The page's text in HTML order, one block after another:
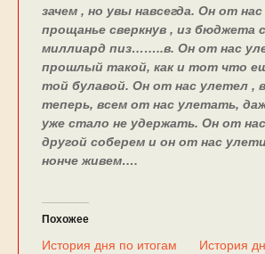
зачем , но увы навсегда. Он от
прощанье сверкнув , из бюджета
миллиард пиз……..в. Он от нас
прошлый такой, как и тот что
той булавой. Он от нас улетел ,
теперь, всем от нас улетать,
уже стало не удержать. Он от
другой соберем и он от нас
нонче живем….
Похожее
История дня по итогам
История